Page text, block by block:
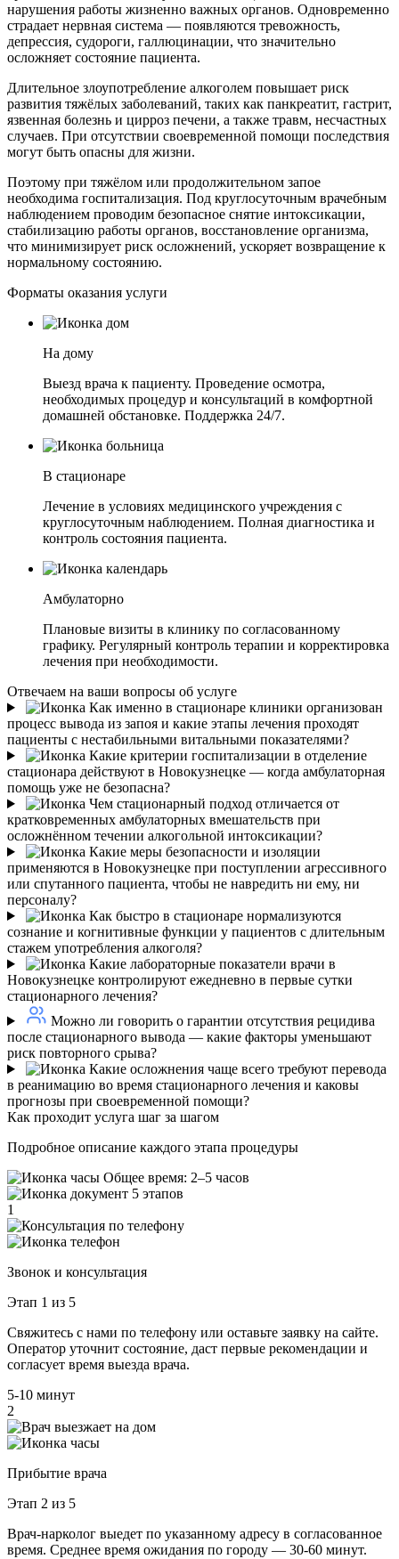
нарушения работы жизненно важных органов. Одновременно
страдает нервная система — появляются тревожность,
депрессия, судороги, галлюцинации, что значительно
осложняет состояние пациента.
Длительное злоупотребление алкоголем повышает риск
развития тяжёлых заболеваний, таких как панкреатит, гастрит,
язвенная болезнь и цирроз печени, а также травм, несчастных
случаев. При отсутствии своевременной помощи последствия
могут быть опасны для жизни.
Поэтому при тяжёлом или продолжительном запое
необходима госпитализация. Под круглосуточным врачебным
наблюдением проводим безопасное снятие интоксикации,
стабилизацию работы органов, восстановление организма,
что минимизирует риск осложнений, ускоряет возвращение к
нормальному состоянию.
Форматы оказания услуги
На дому
Выезд врача к пациенту. Проведение осмотра,
необходимых процедур и консультаций в комфортной
домашней обстановке. Поддержка 24/7.
В стационаре
Лечение в условиях медицинского учреждения с
круглосуточным наблюдением. Полная диагностика и
контроль состояния пациента.
Амбулаторно
Плановые визиты в клинику по согласованному
графику. Регулярный контроль терапии и корректировка
лечения при необходимости.
Отвечаем на ваши вопросы об услуге
Как именно в стационаре клиники организован
процесс вывода из запоя и какие этапы лечения проходят
пациенты с нестабильными витальными показателями?
Какие критерии госпитализации в отделение
стационара действуют в Новокузнецке — когда амбулаторная
помощь уже не безопасна?
Чем стационарный подход отличается от
кратковременных амбулаторных вмешательств при
осложнённом течении алкогольной интоксикации?
Какие меры безопасности и изоляции
применяются в Новокузнецке при поступлении агрессивного
или спутанного пациента, чтобы не навредить ни ему, ни
персоналу?
Как быстро в стационаре нормализуются
сознание и когнитивные функции у пациентов с длительным
стажем употребления алкоголя?
Какие лабораторные показатели врачи в
Новокузнецке контролируют ежедневно в первые сутки
стационарного лечения?
Можно ли говорить о гарантии отсутствия рецидива
после стационарного вывода — какие факторы уменьшают
риск повторного срыва?
Какие осложнения чаще всего требуют перевода
в реанимацию во время стационарного лечения и каковы
прогнозы при своевременной помощи?
Как проходит услуга шаг за шагом
Подробное описание каждого этапа процедуры
Общее время: 2–5 часов
5 этапов
1
Звонок и консультация
Этап 1 из 5
Свяжитесь с нами по телефону или оставьте заявку на сайте.
Оператор уточнит состояние, даст первые рекомендации и
согласует время выезда врача.
5-10 минут
2
Прибытие врача
Этап 2 из 5
Врач-нарколог выедет по указанному адресу в согласованное
время. Среднее время ожидания по городу — 30-60 минут.